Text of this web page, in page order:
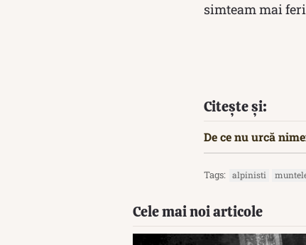
simteam mai
Citește și:
De ce nu urcă
Tags: alpinisti
Cele mai noi articole